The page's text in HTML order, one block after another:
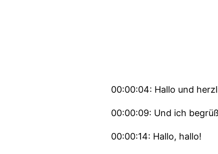
00:00:04: Hallo und
00:00:09: Und ich
00:00:14: Hallo, hallo!